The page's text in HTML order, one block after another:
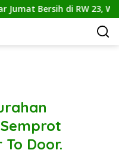
Bersih di RW 23, Warga
Door.